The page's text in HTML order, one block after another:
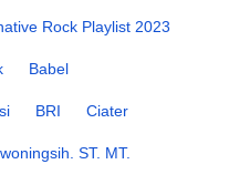
Rock Playlist 2023
Babel
BRI Ciater
ST. MT.